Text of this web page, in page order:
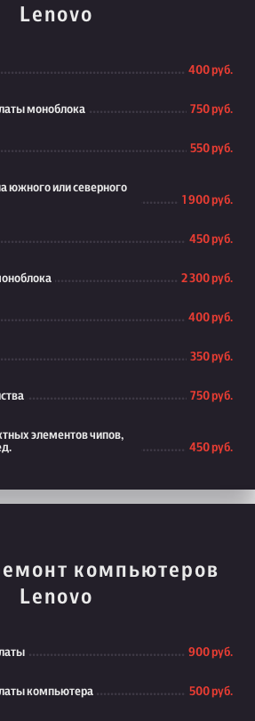
Lenovo
400 руб.
моноблока 750 руб.
550 руб.
южного или северного
1 900 руб.
450 руб.
2 300 руб.
400 руб.
350 руб.
750 руб.
элементов чипов,
450 руб.
компьютеров
Lenovo
900 руб.
компьютера 500 руб.